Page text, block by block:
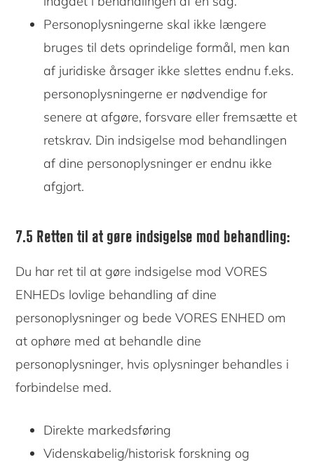
Personoplysningerne skal ikke længere
bruges til dets oprindelige formål, men kan
af juridiske årsager ikke slettes endnu f.eks.
personoplysningerne er nødvendige for
senere at afgøre, forsvare eller fremsætte et
retskrav. Din indsigelse mod behandlingen
af dine personoplysninger er endnu ikke
afgjort.
7.5 Retten til at gøre indsigelse mod behandling:
Du har ret til at gøre indsigelse mod VORES
ENHEDs lovlige behandling af dine
personoplysninger og bede VORES ENHED om
at ophøre med at behandle dine
personoplysninger, hvis oplysninger behandles i
forbindelse med.
Direkte markedsføring
Videnskabelig/historisk forskning og